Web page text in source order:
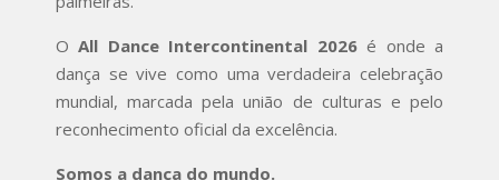
OAll Dance Intercontinental 2026é onde a
dança se vive como uma verdadeira celebração
mundial, marcada pela união de culturas e pelo
reconhecimento oficial da excelência.
Somos a dança do mundo.